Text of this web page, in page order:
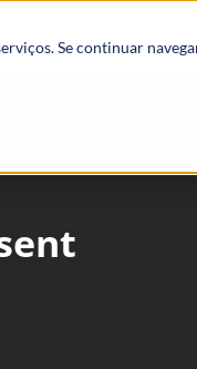
Se continuar
Integrações